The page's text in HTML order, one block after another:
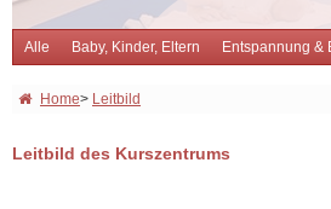
Alle Baby, Kinder, Eltern Entspannung &
Home> Leitbild
Leitbild des Kurszentrums